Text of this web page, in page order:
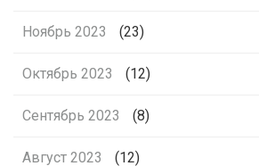
Ноябрь 2023 (23)
Октябрь 2023 (12)
Сентябрь 2023 (8)
Август 2023 (12)